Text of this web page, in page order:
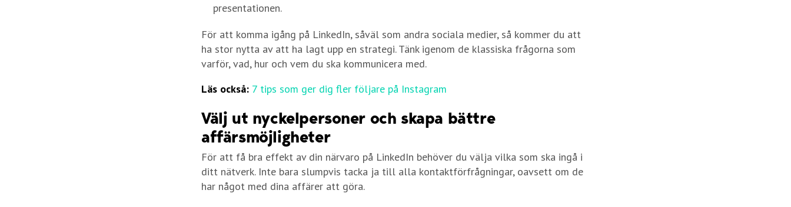
presentationen.
För att komma igång på LinkedIn, såväl som andra sociala medier, så kommer du att
ha stor nytta av att ha lagt upp en strategi. Tänk igenom de klassiska frågorna som
varför, vad, hur och vem du ska kommunicera med.
Läs också: 7 tips som ger dig fler följare på Instagram
Välj ut nyckelpersoner och skapa bättre
affärsmöjligheter
För att få bra effekt av din närvaro på LinkedIn behöver du välja vilka som ska ingå i
ditt nätverk. Inte bara slumpvis tacka ja till alla kontaktförfrågningar, oavsett om de
har något med dina affärer att göra.